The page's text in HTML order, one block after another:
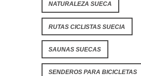
NATURALEZA SUECA
RUTAS CICLISTAS SUECIA
SAUNAS SUECAS
SENDEROS PARA BICICLETAS